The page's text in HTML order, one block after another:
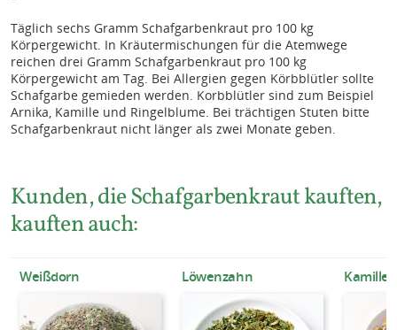
Täglich sechs Gramm Schafgarbenkraut pro 100 kg
Körpergewicht. In Kräutermischungen für die Atemwege
reichen drei Gramm Schafgarbenkraut pro 100 kg
Körpergewicht am Tag. Bei Allergien gegen Körbblütler sollte
Schafgarbe gemieden werden. Korbblütler sind zum Beispiel
Arnika, Kamille und Ringelblume. Bei trächtigen Stuten bitte
Schafgarbenkraut nicht länger als zwei Monate geben.
Kunden, die Schafgarbenkraut kauften,
kauften auch:
Weißdorn Löwenzahn Kamille